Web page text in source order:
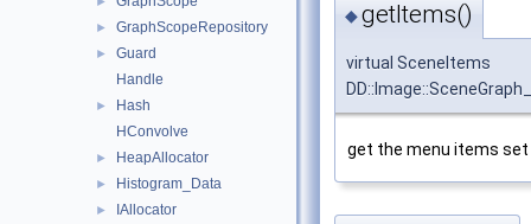
► GraphScopeRepository
►
Guard
Handle
►
Hash
HConvolve
► HeapAllocator
► Histogram_Data
► IAllocator
◆getItems()
virtual SceneItems
get the menu items set